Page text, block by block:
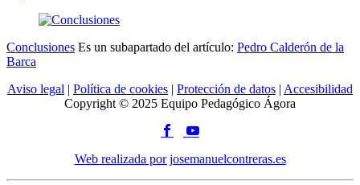
Conclusiones Es un subapartado del artículo: Pedro Calderón de la
Barca
Aviso legal | Política de cookies | Protección de datos | Accesibilidad
Copyright © 2025 Equipo Pedagógico Ágora
Web realizada por josemanuelcontreras.es